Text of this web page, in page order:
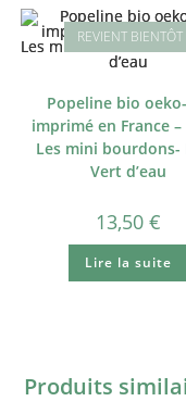
Popeline bio
imprimé en France
Les mini bourdons-
Vert d’eau
13,50€
Lire la suite
Produits